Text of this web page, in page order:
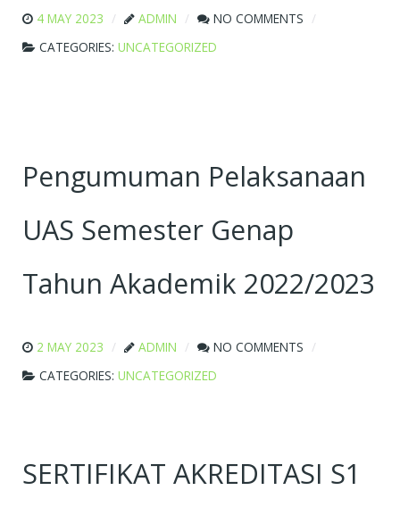
4 MAY 2023 ADMIN
NO COMMENTS
CATEGORIES: UNCATEGORIZED
Pengumuman Pelaksanaan
UAS Semester Genap
Tahun Akademik 2022/2023
2 MAY 2023 ADMIN
NO COMMENTS
CATEGORIES: UNCATEGORIZED
SERTIFIKAT AKREDITASI S1